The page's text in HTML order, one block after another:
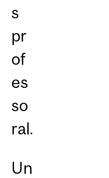
s
pr
of
es
so
ral.
Un